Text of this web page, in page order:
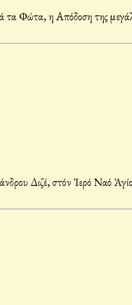
Φώτα, η Απόδοση της
Διζέ, στόν Ἱερό Ναό